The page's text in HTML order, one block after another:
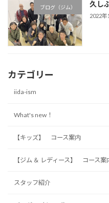
ブログ（ジム） 久し
2022年
カテゴリー
iida-ism
What's new！
【キッズ】 コース案内
【ジム ＆ レディース】 コース案
スタッフ紹介